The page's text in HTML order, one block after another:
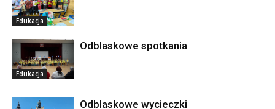
Edukacja
Edukacja
Odblaskowe spotkania
Odblaskowe wycieczki